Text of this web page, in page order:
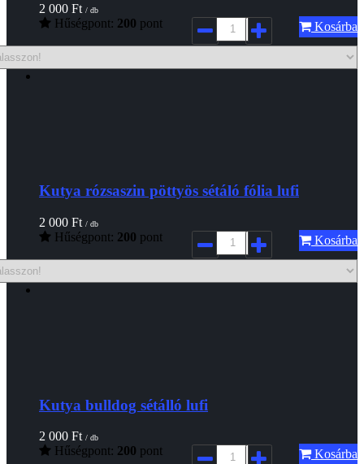
2 000 Ft / db
Hűségpont: 200 pont Kosárba
Kutya rózsaszin pöttyös sétáló fólia lufi
2 000 Ft / db
Hűségpont: 200 pont Kosárba
Kutya bulldog sétálló lufi
2 000 Ft / db
Hűségpont: 200 pont Kosárba